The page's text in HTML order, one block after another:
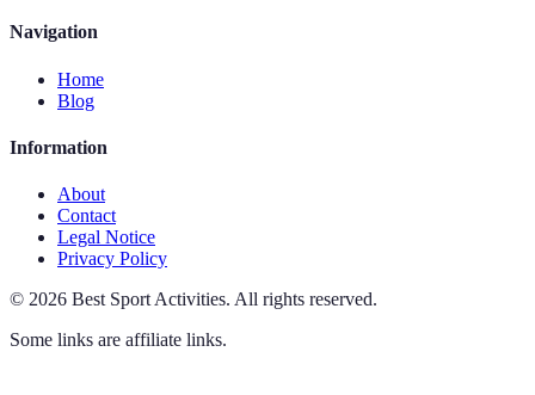
Navigation
Home
Blog
Information
About
Contact
Legal Notice
Privacy Policy
© 2026 Best Sport Activities. All rights reserved.
Some links are affiliate links.